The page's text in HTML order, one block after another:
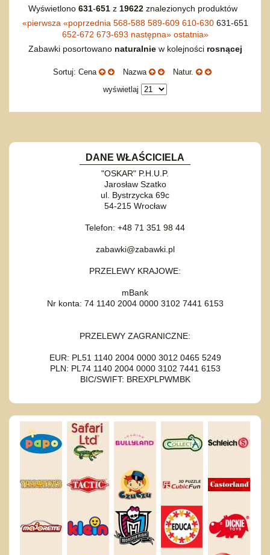
Wyświetlono 631-651z 19622znalezionych produktów
«pierwsza «poprzednia 568-588 589-609 610-630 631-651
652-672 673-693 następna» ostatnia»
Zabawki posortowano naturalniew kolejności rosnącej
Sortuj: Cena Nazwa
Natur.
wyświetlaj
DANE WŁAŚCICIELA
"OSKAR" P.H.U.P.
Jarosław Szatko
ul. Bystrzycka 69c
54-215 Wrocław
Telefon: +48 71 351 98 44
zabawki@zabawki.pl
PRZELEWY KRAJOWE:
mBank
Nr konta: 74 1140 2004 0000 3102 7441 6153
PRZELEWY ZAGRANICZNE:
EUR: PL51 1140 2004 0000 3012 0465 5249
PLN: PL74 1140 2004 0000 3102 7441 6153
BIC/SWIFT: BREXPLPWMBK